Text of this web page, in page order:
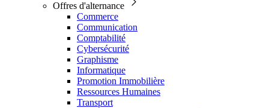
Offres d'alternance
Commerce
Communication
Comptabilité
Cybersécurité
Graphisme
Informatique
Promotion Immobilière
Ressources Humaines
Transport